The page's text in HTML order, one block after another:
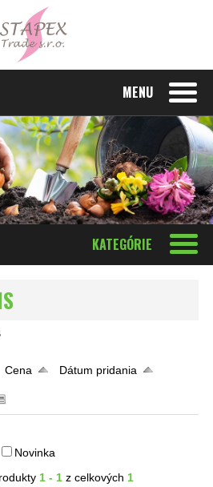
MENU
KATEGÓRIE
Cena
Dátum pridania
Novinka
1 - 1 z celkových 1